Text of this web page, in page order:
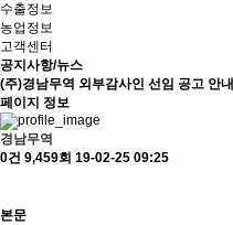
수출정보
농업정보
고객센터
공지사항/뉴스
(주)경남무역 외부감사인 선임 공고 안내
페이지 정보
경남무역
0건 9,459회 19-02-25 09:25
본문